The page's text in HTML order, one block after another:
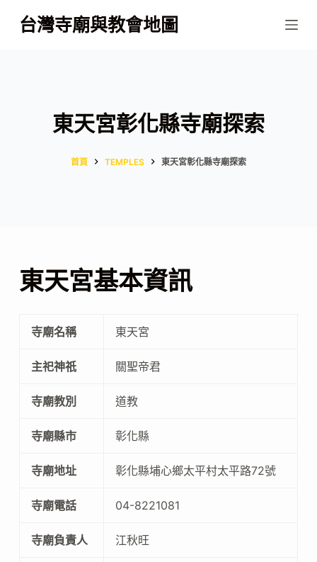
跳
至
台灣寺廟與教會地圖
東天宮彰化縣寺廟探索
首頁 TEMPLES 東天宮彰化縣寺廟探索
東天宮基本資訊
寺廟名稱 東天宮
主祀神祇 關聖帝君
寺廟教別 道教
寺廟縣市 彰化縣
寺廟地址 彰化縣埔心鄉太平村太平路72號
寺廟電話 04-8221081
寺廟負責人 江秋旺